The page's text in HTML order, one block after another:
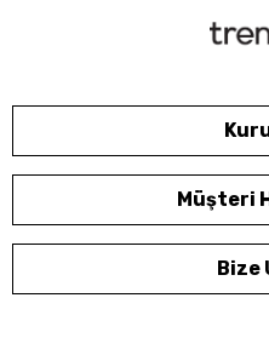
Müşteri
Bize